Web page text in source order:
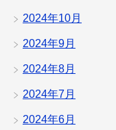
2024年10月
2024年9月
2024年8月
2024年7月
2024年6月